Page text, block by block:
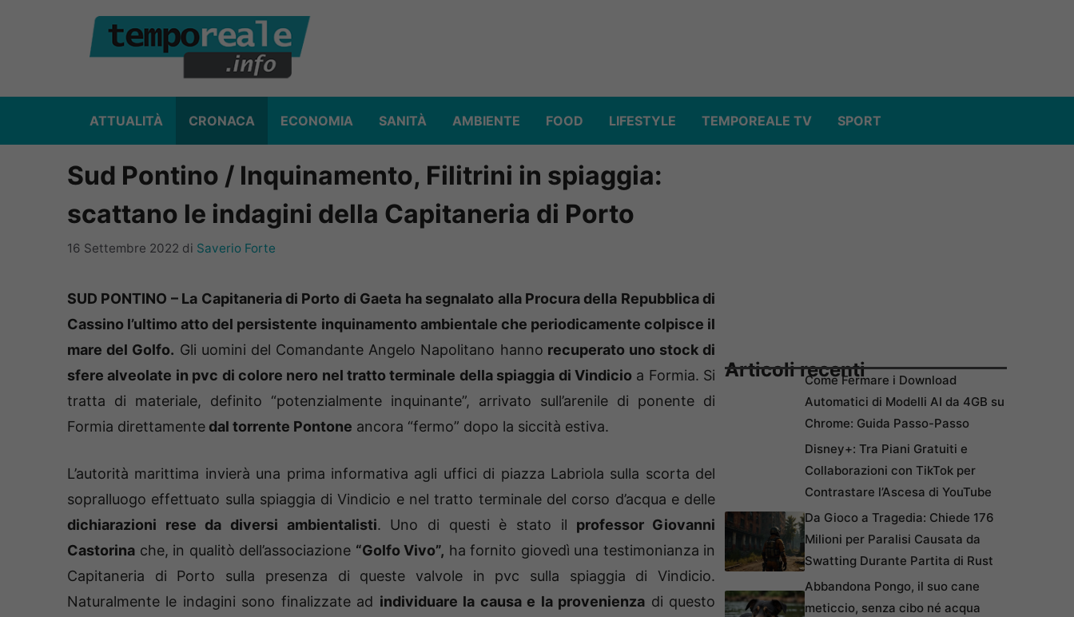
ATTUALITÀ CRONACA ECONOMIA SANITÀ AMBIENTE FOOD LIFESTYLE TEMPOREALE TV SPORT
Sud Pontino / Inquinamento, Filitrini in spiaggia:
scattano le indagini della Capitaneria di Porto
16 Settembre 2022 di Saverio Forte
SUD PONTINO – La Capitaneria di Porto di Gaeta ha segnalato alla Procura della Repubblica di
Cassino l’ultimo atto del persistente inquinamento ambientale che periodicamente colpisce il
mare del Golfo. Gli uomini del Comandante Angelo Napolitano hanno recuperato uno stock di
sfere alveolate in pvc di colore nero nel tratto terminale della spiaggia di Vindicio a Formia. Si
tratta di materiale, definito “potenzialmente inquinante”, arrivato sull’arenile di ponente di
Formia direttamente dal torrente Pontone ancora “fermo” dopo la siccità estiva.
L’autorità marittima invierà una prima informativa agli uffici di piazza Labriola sulla scorta del
sopralluogo effettuato sulla spiaggia di Vindicio e nel tratto terminale del corso d’acqua e delle
dichiarazioni rese da diversi ambientalisti. Uno di questi è stato il professor Giovanni
Castorina che, in qualitò dell’associazione “Golfo Vivo”, ha fornito giovedì una testimonianza in
Capitaneria di Porto sulla presenza di queste valvole in pvc sulla spiaggia di Vindicio.
Naturalmente le indagini sono finalizzate ad individuare la causa e la provenienza di questo
Articoli recentiCome Fermare i Download
Automatici di Modelli AI da 4GB su
Chrome: Guida Passo-Passo
Disney+: Tra Piani Gratuiti e
Collaborazioni con TikTok per
Contrastare l’Ascesa di YouTube
Da Gioco a Tragedia: Chiede 176
Milioni per Paralisi Causata da
Swatting Durante Partita di Rust
Abbandona Pongo, il suo cane
meticcio, senza cibo né acqua